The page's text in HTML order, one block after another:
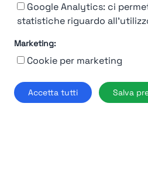
Google Analytics: ci
statistiche riguardo
Marketing:
Cookie per marketing
Accetta tutti Salva